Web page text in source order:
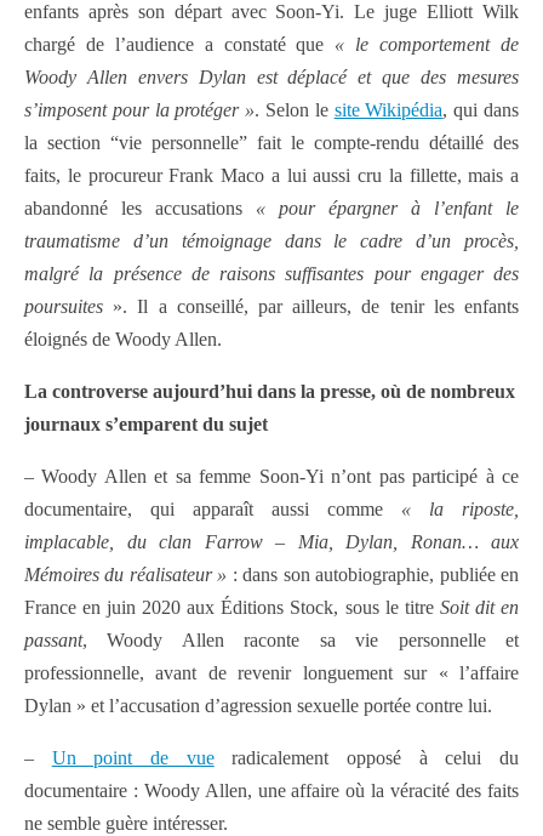
enfants après son départ avec Soon-Yi. Le juge Elliott Wilk
chargé de l’audience a constaté que « le comportement de
Woody Allen envers Dylan est déplacé et que des mesures
s’imposent pour la protéger ». Selon le site Wikipédia, qui dans
la section “vie personnelle” fait le compte-rendu détaillé des
faits, le procureur Frank Maco a lui aussi cru la fillette, mais a
abandonné les accusations « pour épargner à l’enfant le
traumatisme d’un témoignage dans le cadre d’un procès,
malgré la présence de raisons suffisantes pour engager des
poursuites ». Il a conseillé, par ailleurs, de tenir les enfants
éloignés de Woody Allen.
La controverse aujourd’hui dans la presse, où de nombreux
journaux s’emparent du sujet
– Woody Allen et sa femme Soon-Yi n’ont pas participé à ce
documentaire, qui apparaît aussi comme « la riposte,
implacable, du clan Farrow – Mia, Dylan, Ronan… aux
Mémoires du réalisateur » : dans son autobiographie, publiée en
France en juin 2020 aux Éditions Stock, sous le titre Soit dit en
passant, Woody Allen raconte sa vie personnelle et
professionnelle, avant de revenir longuement sur « l’affaire
Dylan » et l’accusation d’agression sexuelle portée contre lui.
– Un point de vueradicalement opposé à celui du
documentaire : Woody Allen, une affaire où la véracité des faits
ne semble guère intéresser.